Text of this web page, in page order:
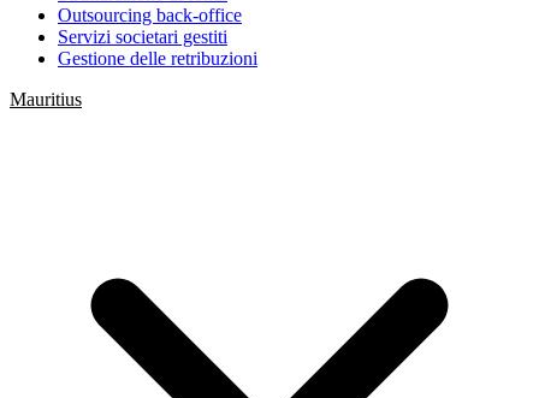
Outsourcing back-office
Servizi societari gestiti
Gestione delle retribuzioni
Mauritius